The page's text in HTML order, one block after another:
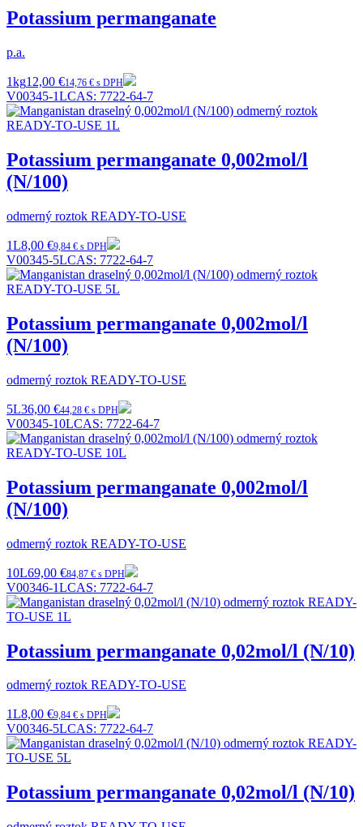
Potassium permanganate
p.a.
1kg12,00 €14,76 € s DPH
V00345-1LCAS: 7722-64-7
Potassium permanganate 0,002mol/l
(N/100)
odmerný roztok READY-TO-USE
1L8,00 €9,84 € s DPH
V00345-5LCAS: 7722-64-7
Potassium permanganate 0,002mol/l
(N/100)
odmerný roztok READY-TO-USE
5L36,00 €44,28 € s DPH
V00345-10LCAS: 7722-64-7
Potassium permanganate 0,002mol/l
(N/100)
odmerný roztok READY-TO-USE
10L69,00 €84,87 € s DPH
V00346-1LCAS: 7722-64-7
Potassium permanganate 0,02mol/l (N/10)
odmerný roztok READY-TO-USE
1L8,00 €9,84 € s DPH
V00346-5LCAS: 7722-64-7
Potassium permanganate 0,02mol/l (N/10)